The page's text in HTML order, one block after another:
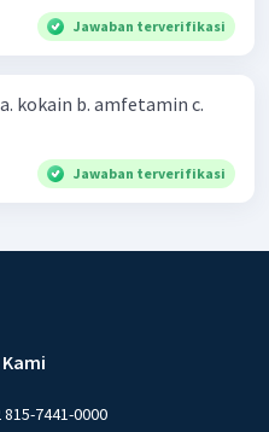
Jawaban terverifikasi
kokain b. amfetamin c.
Jawaban terverifikasi
815-7441-0000